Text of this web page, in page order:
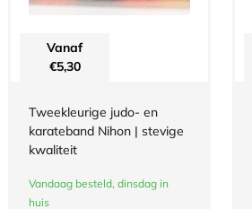
Vanaf
€5,30
Tweekleurige judo- en
karateband Nihon | stevige
kwaliteit
Vandaag besteld, dinsdag in
huis